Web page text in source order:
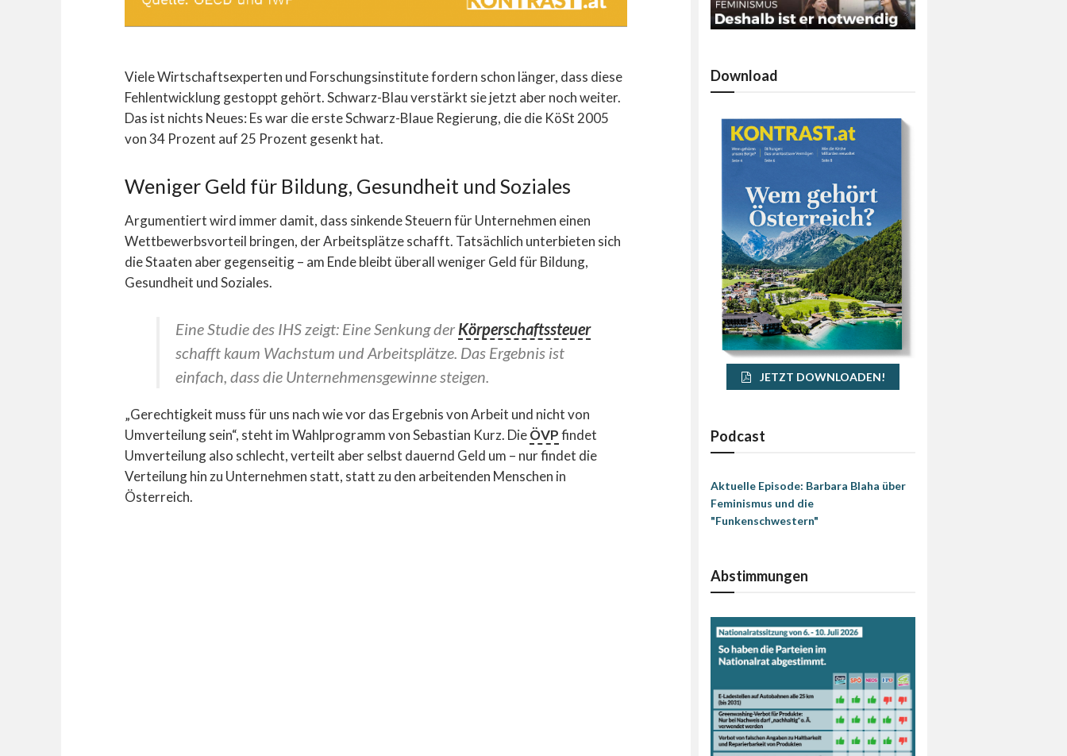
Viele Wirtschaftsexperten und Forschungsinstitute fordern schon länger, dass diese
Fehlentwicklung gestoppt gehört. Schwarz-Blau verstärkt sie jetzt aber noch weiter.
Das ist nichts Neues: Es war die erste Schwarz-Blaue Regierung, die die KöSt 2005
von 34 Prozent auf 25 Prozent gesenkt hat.
Weniger Geld für Bildung, Gesundheit und Soziales
Argumentiert wird immer damit, dass sinkende Steuern für Unternehmen einen
Wettbewerbsvorteil bringen, der Arbeitsplätze schafft. Tatsächlich unterbieten sich
die Staaten aber gegenseitig – am Ende bleibt überall weniger Geld für Bildung,
Gesundheit und Soziales.
Eine Studie des IHS zeigt: Eine Senkung der Körperschaftssteuer
schafft kaum Wachstum und Arbeitsplätze. Das Ergebnis ist
einfach, dass die Unternehmensgewinne steigen.
„Gerechtigkeit muss für uns nach wie vor das Ergebnis von Arbeit und nicht von
Umverteilung sein“, steht im Wahlprogramm von Sebastian Kurz. DieÖVPfindet
Umverteilung also schlecht, verteilt aber selbst dauernd Geld um – nur findet die
Verteilung hin zu Unternehmen statt, statt zu den arbeitenden Menschen in
Österreich.
Download
JETZT DOWNLOADEN!
Podcast
Aktuelle Episode: Barbara Blaha über
Feminismus und die
"Funkenschwestern"
Abstimmungen